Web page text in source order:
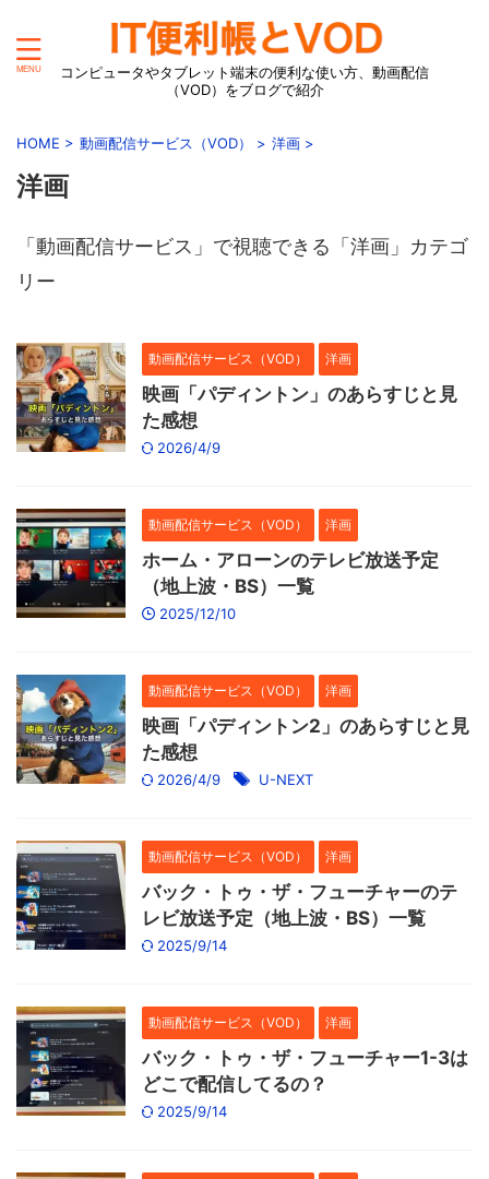
コンピュータやタブレット端末の便利な使い方、動画配信
（VOD）をブログで紹介
HOME > 動画配信サービス（VOD） > 洋画 >
洋画
「動画配信サービス」で視聴できる「洋画」カテゴ
リー
動画配信サービス（VOD） 洋画
映画「パディントン」のあらすじと見
た感想
2026/4/9
動画配信サービス（VOD） 洋画
ホーム・アローンのテレビ放送予定
（地上波・BS）一覧
2025/12/10
動画配信サービス（VOD） 洋画
映画「パディントン2」のあらすじと見
た感想
2026/4/9 U-NEXT
動画配信サービス（VOD） 洋画
バック・トゥ・ザ・フューチャーのテ
レビ放送予定（地上波・BS）一覧
2025/9/14
動画配信サービス（VOD） 洋画
バック・トゥ・ザ・フューチャー1-3は
どこで配信してるの？
2025/9/14